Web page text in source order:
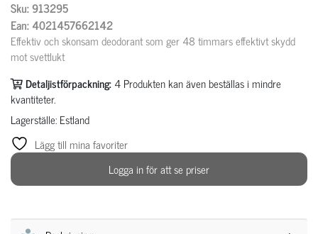
Sku: 913295
Ean: 4021457662142
Effektiv och skonsam deodorant som ger 48 timmars effektivt skydd
mot svettlukt
Detaljistförpackning: 4 Produkten kan även beställas i mindre
kvantiteter.
Lagerställe: Estland
Lägg till mina favoriter
Logga in för att se priser